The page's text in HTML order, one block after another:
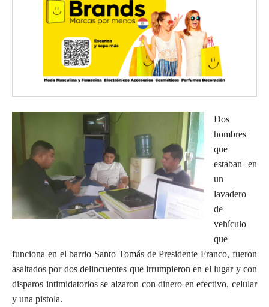
Dos
hombres
que
estaban en
un
lavadero
de
vehículo
que
funciona en el barrio Santo Tomás de Presidente Franco, fueron
asaltados por dos delincuentes que irrumpieron en el lugar y con
disparos intimidatorios se alzaron con dinero en efectivo, celular
y una pistola.